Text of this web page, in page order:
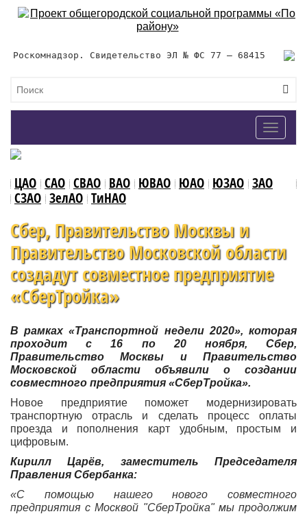
Роскомнадзор. Свидетельство ЭЛ № ФС 77 – 68415
Toggle
ЦАО САО СВАО ВАО ЮВАО ЮАО ЮЗАО ЗАО
СЗАО ЗелАО ТиНАО
Сбер, Правительство Москвы и
Правительство Московской области
создадут совместное предприятие
«СберТройка»
В рамках «Транспортной недели 2020», которая
проходит с 16 по 20 ноября, Сбер,
Правительство Москвы и Правительство
Московской области объявили о создании
совместного предприятия «СберТройка».
Новое предприятие поможет модернизировать
транспортную отрасль и сделать процесс оплаты
проезда и пополнения карт удобным, простым и
цифровым.
Кирилл Царёв, заместитель Председателя
Правления Сбербанка:
«С помощью нашего нового совместного
предприятия с Москвой ʺСберТройкаʺ мы продолжим